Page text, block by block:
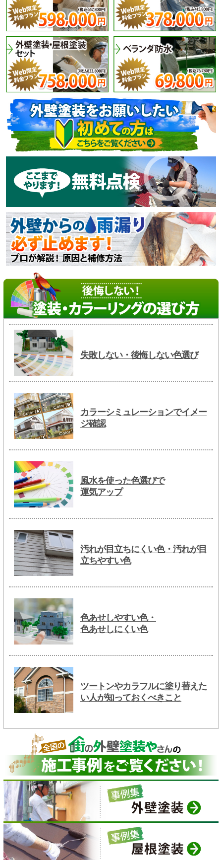
失敗しない・後悔しない色選び
カラーシミュレーションでイメー
ジ確認
風水を使った色選びで
運気アップ
汚れが目立ちにくい色・汚れが目
立ちやすい色
色あせしやすい色・
色あせしにくい色
ツートンやカラフルに塗り替えた
い人が知っておくべきこと